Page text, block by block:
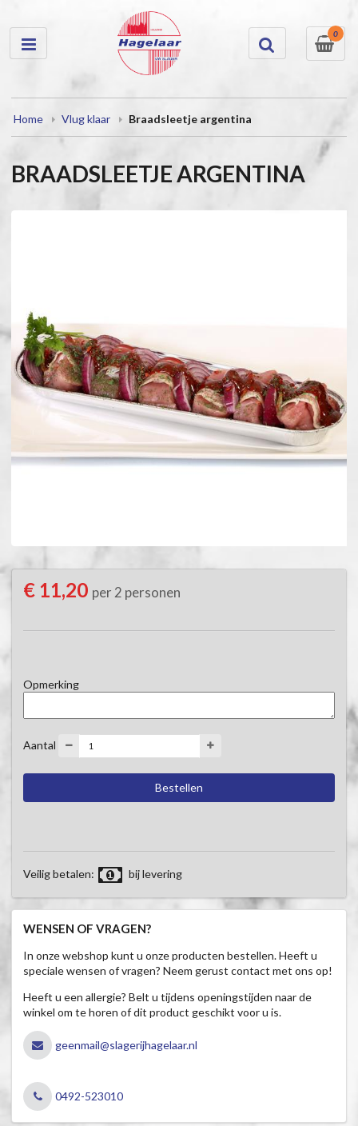
0
Home Vlug klaar Braadsleetje argentina
BRAADSLEETJE ARGENTINA
€ 11,20 per 2 personen
Opmerking
Aantal
Veilig betalen: bij levering
WENSEN OF VRAGEN?
In onze webshop kunt u onze producten bestellen. Heeft u
speciale wensen of vragen? Neem gerust contact met ons op!
Heeft u een allergie? Belt u tijdens openingstijden naar de
winkel om te horen of dit product geschikt voor u is.
geenmail@slagerijhagelaar.nl
0492-523010